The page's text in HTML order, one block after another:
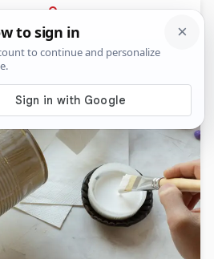
PRIJAVA
Native sadržaj Komentari